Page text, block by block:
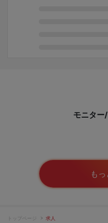
モニター
も
トップページ 求人